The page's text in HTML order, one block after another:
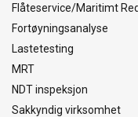
Flåteservice/Maritimt
Fortøyningsanalyse
Lastetesting
MRT
NDT inspeksjon
Sakkyndig virksomhet